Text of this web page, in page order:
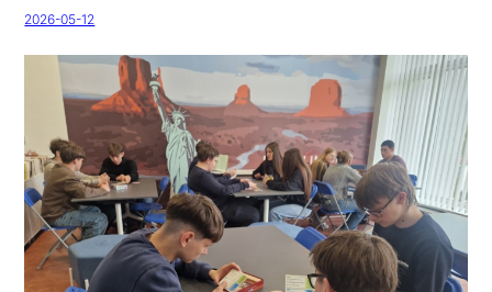
2026-05-12